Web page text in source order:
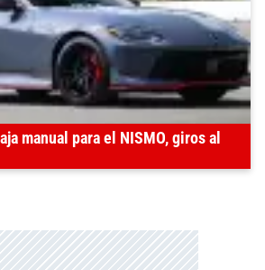
manual para el NISMO, giros al